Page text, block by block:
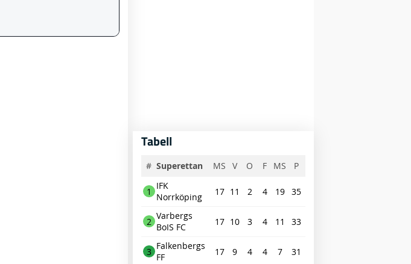
Tabell
# Superettan MS V O F MS P
1
IFK
Norrköping
17 11 2 4 19 35
2 Varbergs
BoIS FC
17 10 3 4 11 33
3 Falkenbergs
FF
17 9 4 4 7 31